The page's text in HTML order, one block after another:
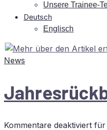
Un­se­re Trainee-
Deutsch
Eng­lisch
News
Kommentare deaktiviert für